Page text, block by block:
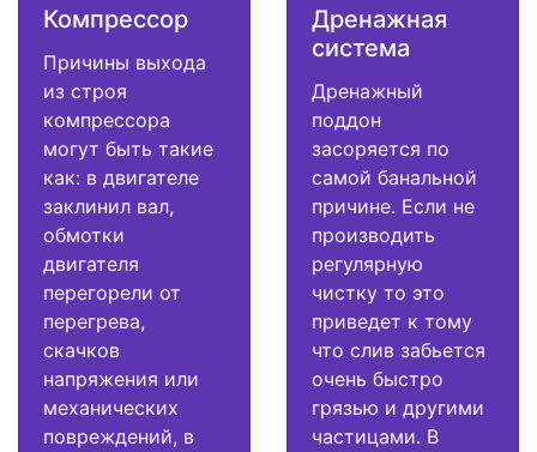
Компрессор
Причины выхода
из строя
компрессора
могут быть такие
как: в двигателе
заклинил вал,
обмотки
двигателя
перегорели от
перегрева,
скачков
напряжения или
механических
повреждений, в
Дренажная
система
Дренажный
поддон
засоряется по
самой банальной
причине. Если не
производить
регулярную
чистку то это
приведет к тому
что слив забьется
очень быстро
грязью и другими
частицами. В